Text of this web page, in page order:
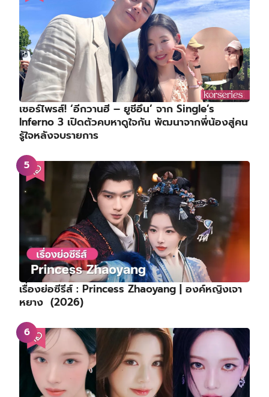
เซอร์ไพรส์! ‘อีกวานฮี – ยูชีอึน’ จาก Single’s
Inferno 3 เปิดตัวคบหาดูใจกัน พัฒนาจากพี่น้องสู่คน
รู้ใจหลังจบรายการ
เรื่องย่อซีรีส์ : Princess Zhaoyang | องค์หญิงเจา
หยาง (2026)